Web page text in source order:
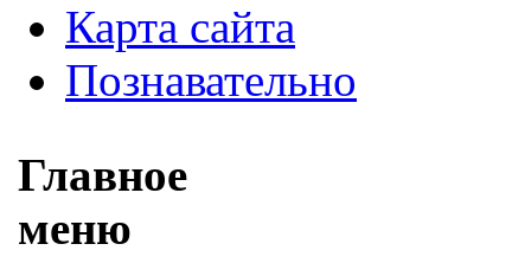
Карта сайта
Познавательно
Главное
меню